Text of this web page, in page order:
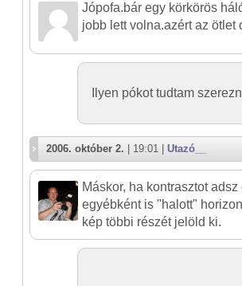
Jópofa.bár egy körkörös
jobb lett volna.azért az ötlet
Ilyen pókot tudtam
2006. október 2. | 19:01 | Utazó__
Máskor, ha kontrasztot
egyébként is "halott"
kép többi részét jelöld ki.